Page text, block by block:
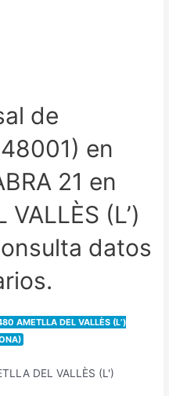
de
en
21 en
(L’)
datos
AMETLLA DEL VALLÈS (L’)